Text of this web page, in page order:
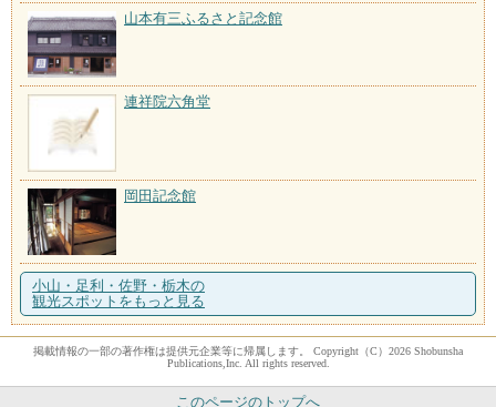
山本有三ふるさと記念館
連祥院六角堂
岡田記念館
小山・足利・佐野・栃木の
観光スポットをもっと見る
掲載情報の一部の著作権は提供元企業等に帰属します。 Copyright（C）2026 Shobunsha
Publications,Inc. All rights reserved.
このページのトップへ